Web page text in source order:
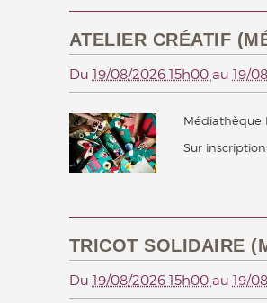
ATELIER CRÉATIF
Du 19/08/2026 15h00 au 19/
Médiathèque
Sur inscription
TRICOT SOLIDAIRE
Du 19/08/2026 15h00 au 19/